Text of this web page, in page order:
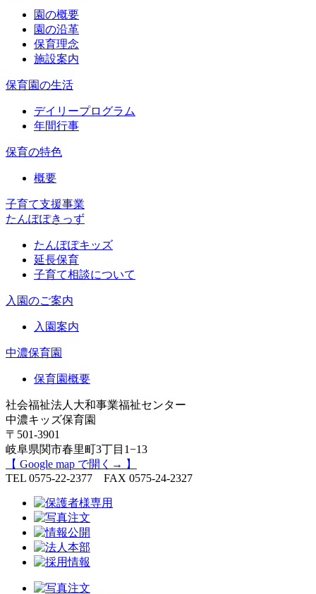
園の概要
園の沿革
保育理念
施設案内
保育園の生活
デイリープログラム
年間行事
保育の特色
概要
子育て支援事業
たんぽぽきっず
たんぽぽキッズ
延長保育
子育て相談について
入園のご案内
入園案内
中濃保育園
保育園概要
社会福祉法人大和事業福祉センター
中濃キッズ保育園
〒501-3901
岐阜県関市春里町3丁目1−13
【 Google map で開く→ 】
TEL 0575-22-2377 FAX 0575-24-2327